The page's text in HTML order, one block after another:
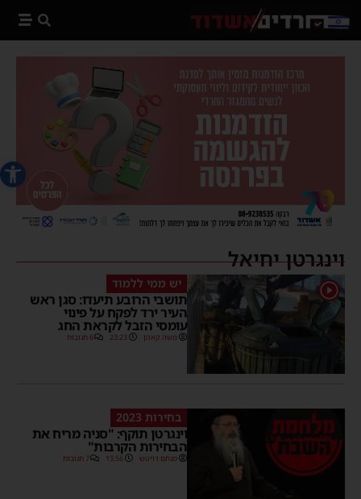
פתח
וינגרטן יחיאל
1 יש ממי ללמוד
תושבי הרובע תיעדו: סגן ראש
העיר ירד לפקח על פינוי
עומסי הזבל לקראת החג
משה קאהן 23:23 6 תגובות
בחירות 2023
וינגרטן תוקף: "סניה מריח את
הבחירות הקרבות"
מנחם דויטש 13:56 7 תגובות